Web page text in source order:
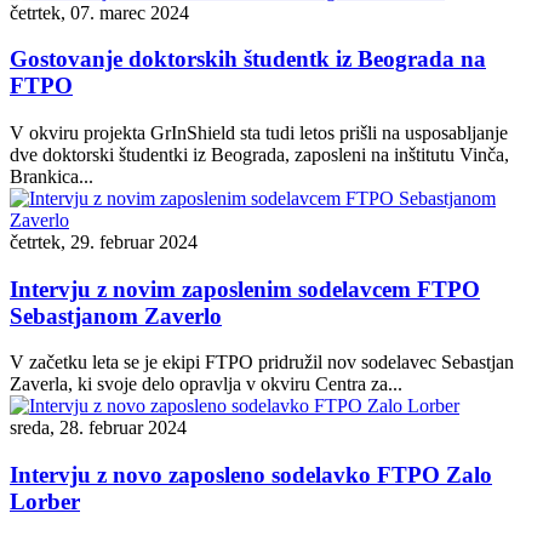
četrtek, 07. marec 2024
Gostovanje doktorskih študentk iz Beograda na
FTPO
V okviru projekta GrInShield sta tudi letos prišli na usposabljanje
dve doktorski študentki iz Beograda, zaposleni na inštitutu Vinča,
Brankica...
četrtek, 29. februar 2024
Intervju z novim zaposlenim sodelavcem FTPO
Sebastjanom Zaverlo
V začetku leta se je ekipi FTPO pridružil nov sodelavec Sebastjan
Zaverla, ki svoje delo opravlja v okviru Centra za...
sreda, 28. februar 2024
Intervju z novo zaposleno sodelavko FTPO Zalo
Lorber